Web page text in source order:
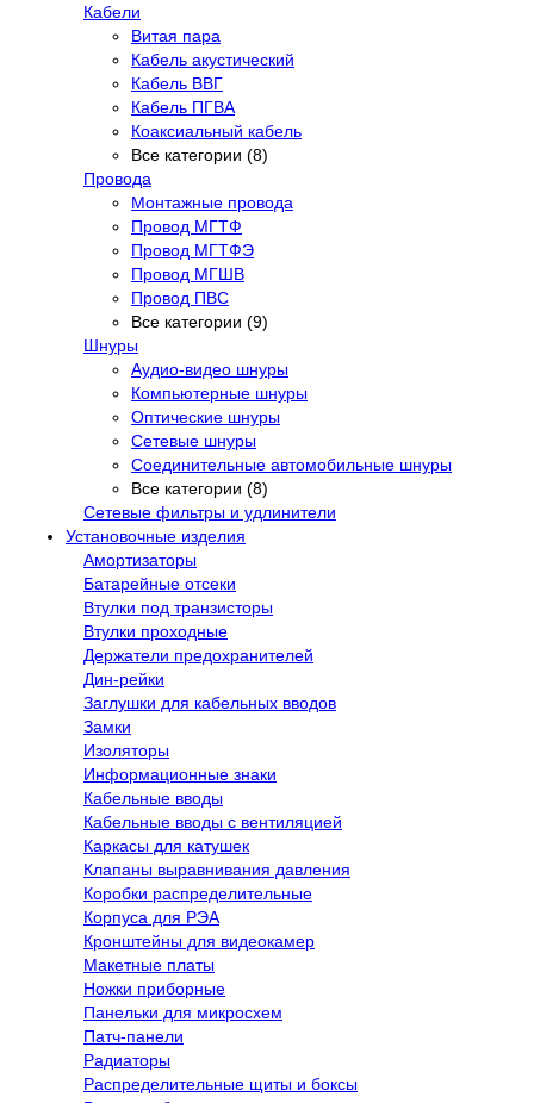
Кабели
Витая пара
Кабель акустический
Кабель ВВГ
Кабель ПГВА
Коаксиальный кабель
Все категории (8)
Провода
Монтажные провода
Провод МГТФ
Провод МГТФЭ
Провод МГШВ
Провод ПВС
Все категории (9)
Шнуры
Аудио-видео шнуры
Компьютерные шнуры
Оптические шнуры
Сетевые шнуры
Соединительные автомобильные шнуры
Все категории (8)
Сетевые фильтры и удлинители
Установочные изделия
Амортизаторы
Батарейные отсеки
Втулки под транзисторы
Втулки проходные
Держатели предохранителей
Дин-рейки
Заглушки для кабельных вводов
Замки
Изоляторы
Информационные знаки
Кабельные вводы
Кабельные вводы с вентиляцией
Каркасы для катушек
Клапаны выравнивания давления
Коробки распределительные
Корпуса для РЭА
Кронштейны для видеокамер
Макетные платы
Ножки приборные
Панельки для микросхем
Патч-панели
Радиаторы
Распределительные щиты и боксы